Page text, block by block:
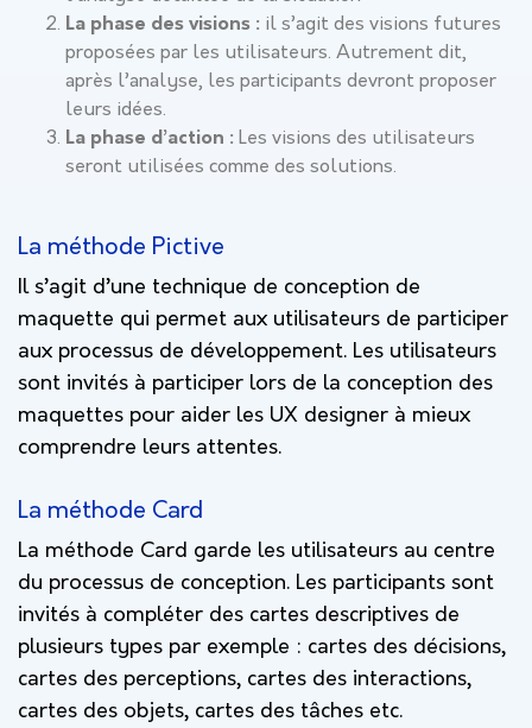
La phase des visions : il s’agit des visions futures
proposées par les utilisateurs. Autrement dit,
après l’analyse, les participants devront proposer
leurs idées.
La phase d’action : Les visions des utilisateurs
seront utilisées comme des solutions.
La méthode Pictive
Il s’agit d’une technique de conception de
maquette qui permet aux utilisateurs de participer
aux processus de développement. Les utilisateurs
sont invités à participer lors de la conception des
maquettes pour aider les UX designer à mieux
comprendre leurs attentes.
La méthode Card
La méthode Card garde les utilisateurs au centre
du processus de conception. Les participants sont
invités à compléter des cartes descriptives de
plusieurs types par exemple : cartes des décisions,
cartes des perceptions, cartes des interactions,
cartes des objets, cartes des tâches etc.